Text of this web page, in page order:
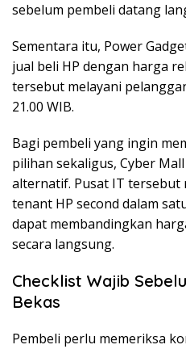
sebelum pembeli datang
Sementara itu, Power
jual beli HP dengan harga
tersebut melayani
21.00 WIB.
Bagi pembeli yang ingin
pilihan sekaligus, Cyber
alternatif. Pusat IT tersebut
tenant HP second dalam
dapat membandingkan
secara langsung.
Checklist Wajib
Bekas
Pembeli perlu memeriksa